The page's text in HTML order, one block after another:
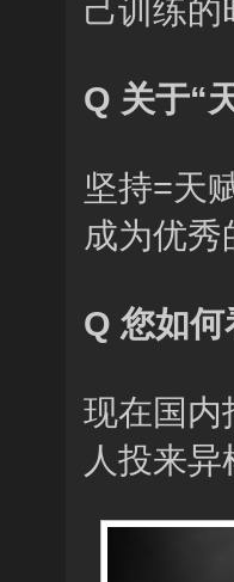
己训练的
Q 关于“
坚持=天
成为优
Q 您如
现在国内
人投来